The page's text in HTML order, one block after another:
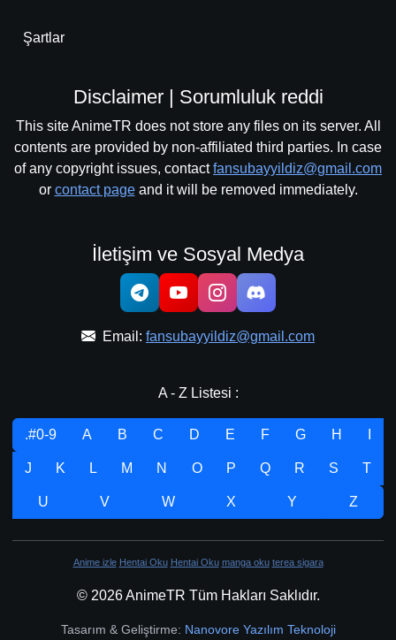
Şartlar
Disclaimer | Sorumluluk reddi
This site AnimeTR does not store any files on its server. All
contents are provided by non-affiliated third parties. In case
of any copyright issues, contactfansubayyildiz@gmail.com
or contact pageand it will be removed immediately.
İletişim ve Sosyal Medya
Email: fansubayyildiz@gmail.com
A - Z Listesi :
.#0-9 A B C D E F G H
J K L M N O P Q R S T
U V W X Y Z
Anime izle Hentai Oku Hentai Oku manga oku terea sigara
© 2026 AnimeTR Tüm Hakları Saklıdır.
Tasarım & Geliştirme: Nanovore Yazılım Teknoloji